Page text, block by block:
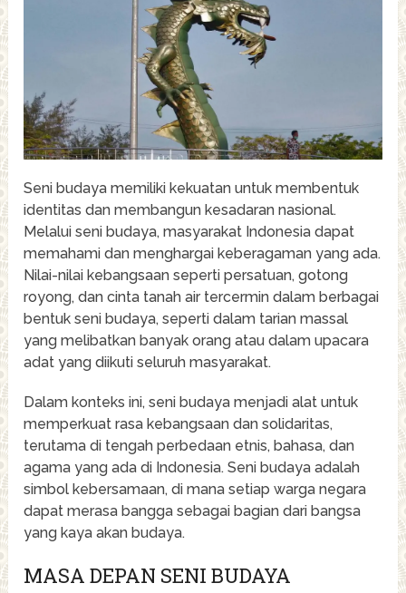
Seni budaya memiliki kekuatan untuk membentuk
identitas dan membangun kesadaran nasional.
Melalui seni budaya, masyarakat Indonesia dapat
memahami dan menghargai keberagaman yang ada.
Nilai-nilai kebangsaan seperti persatuan, gotong
royong, dan cinta tanah air tercermin dalam berbagai
bentuk seni budaya, seperti dalam tarian massal
yang melibatkan banyak orang atau dalam upacara
adat yang diikuti seluruh masyarakat.
Dalam konteks ini, seni budaya menjadi alat untuk
memperkuat rasa kebangsaan dan solidaritas,
terutama di tengah perbedaan etnis, bahasa, dan
agama yang ada di Indonesia. Seni budaya adalah
simbol kebersamaan, di mana setiap warga negara
dapat merasa bangga sebagai bagian dari bangsa
yang kaya akan budaya.
MASA DEPAN SENI BUDAYA